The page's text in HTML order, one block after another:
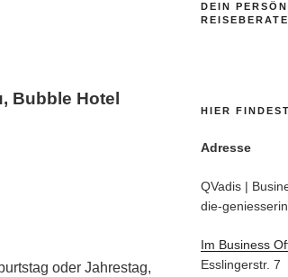
Bubble Hotel
oder Jahrestag,
DEIN
HIER
Adresse
QVadis |
die-
Im Business
Esslingerstr. 7